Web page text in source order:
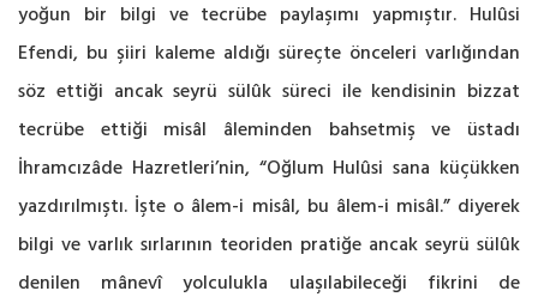
yoğun bir bilgi ve tecrübe paylaşımı yapmıştır. Hulûsi
Efendi, bu şiiri kaleme aldığı süreçte önceleri varlığından
söz ettiği ancak seyrü sülûk süreci ile kendisinin bizzat
tecrübe ettiği misâl âleminden bahsetmiş ve üstadı
İhramcızâde Hazretleri’nin, “Oğlum Hulûsi sana küçükken
yazdırılmıştı. İşte o âlem-i misâl, bu âlem-i misâl.” diyerek
bilgi ve varlık sırlarının teoriden pratiğe ancak seyrü sülûk
denilen mânevî yolculukla ulaşılabileceği fikrini de